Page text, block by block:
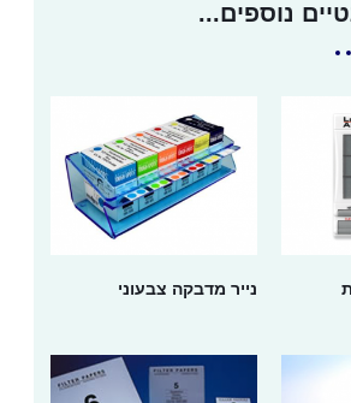
נוספים...
נייר מדבקה צבעוני